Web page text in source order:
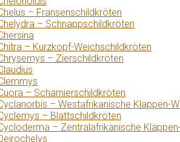
– Fransenschildkröten
– Schnappschildkröten
– Kurzkopf-Weichschildkröten
– Zierschildkröten
– Scharnierschildkröten
– Westafrikanische Klappen-
– Blattschildkröten
– Zentralafrikanische